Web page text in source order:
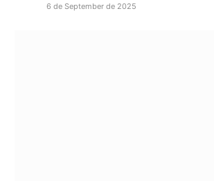
6 de September de 2025